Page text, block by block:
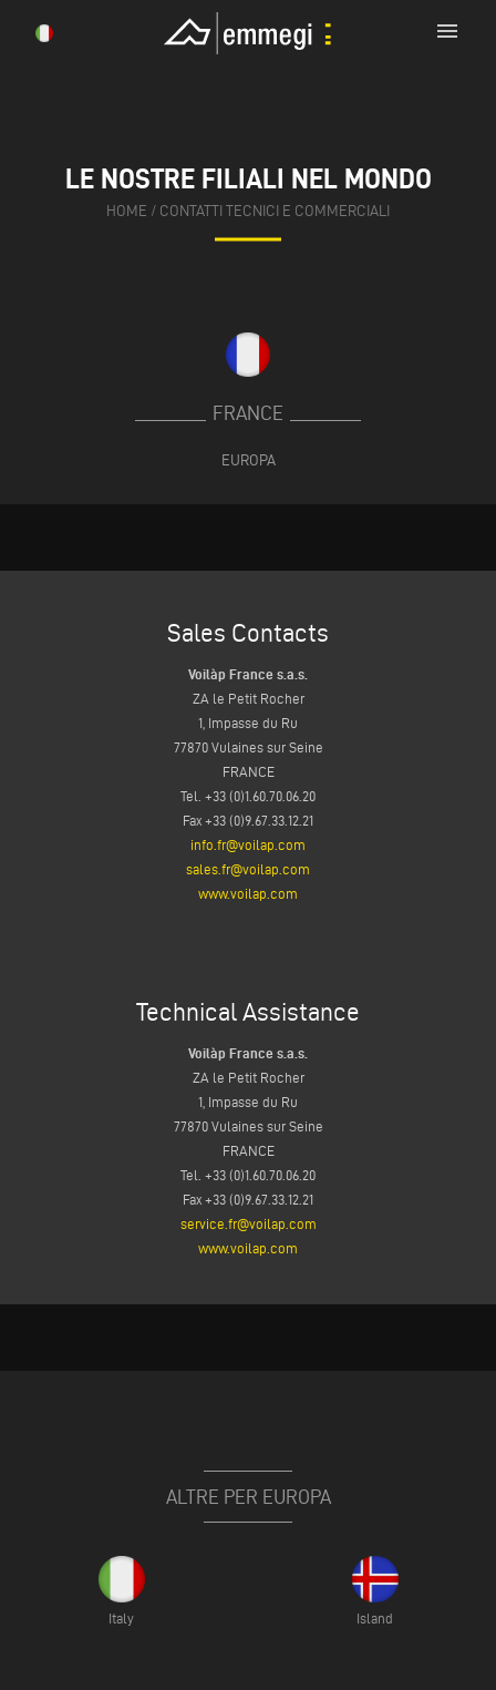
menu
LE NOSTRE FILIALI NEL MONDO
HOME / CONTATTI TECNICI E COMMERCIALI
FRANCE
EUROPA
Sales Contacts
Voilàp France s.a.s.
ZA le Petit Rocher
1, Impasse du Ru
77870 Vulaines sur Seine
FRANCE
Tel. +33 (0)1.60.70.06.20
Fax +33 (0)9.67.33.12.21
info.fr@voilap.com
sales.fr@voilap.com
www.voilap.com
Technical Assistance
Voilàp France s.a.s.
ZA le Petit Rocher
1, Impasse du Ru
77870 Vulaines sur Seine
FRANCE
Tel. +33 (0)1.60.70.06.20
Fax +33 (0)9.67.33.12.21
service.fr@voilap.com
www.voilap.com
ALTRE PER EUROPA
Italy Island